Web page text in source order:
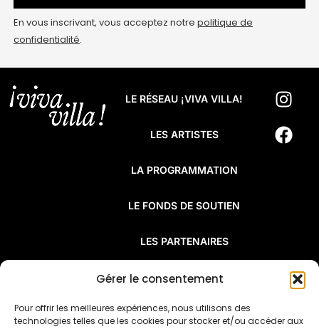
Gérer le consentement
Pour offrir les meilleures expériences, nous utilisons des
technologies telles que les cookies pour stocker et/ou accéder aux
En vous inscrivant, vous acceptez notre politique de
confidentialité.
LE RÉSEAU ¡VIVA VILLA!
LES ARTISTES
LA PROGRAMMATION
LE FONDS DE SOUTIEN
LES PARTENAIRES
FAQ
¡Viva Villa! est un réseau de résidences